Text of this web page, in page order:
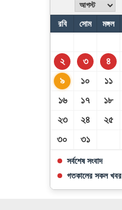
রবি সোম মঙ্গল
২
৩ ৪
৯
১০ ১১
১৬
১৭ ১৮
২৩
২৪ ২৫
৩০
৩১
সর্বশেষ সংবাদ
গতকালের সকল খবর